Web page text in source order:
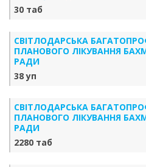
30 таб
СВІТЛОДАРСЬКА
ПЛАНОВОГО ЛІКУВАННЯ
РАДИ
38 уп
СВІТЛОДАРСЬКА
ПЛАНОВОГО ЛІКУВАННЯ
РАДИ
2280 таб